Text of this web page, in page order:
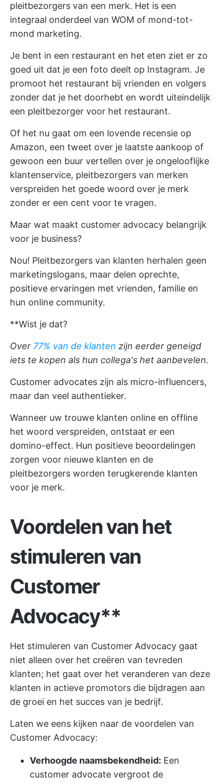
pleitbezorgers van een merk. Het is een
integraal onderdeel van WOM of mond-tot-
mond marketing.
Je bent in een restaurant en het eten ziet er zo
goed uit dat je een foto deelt op Instagram. Je
promoot het restaurant bij vrienden en volgers
zonder dat je het doorhebt en wordt uiteindelijk
een pleitbezorger voor het restaurant.
Of het nu gaat om een lovende recensie op
Amazon, een tweet over je laatste aankoop of
gewoon een buur vertellen over je ongelooflijke
klantenservice, pleitbezorgers van merken
verspreiden het goede woord over je merk
zonder er een cent voor te vragen.
Maar wat maakt customer advocacy belangrijk
voor je business?
Nou! Pleitbezorgers van klanten herhalen geen
marketingslogans, maar delen oprechte,
positieve ervaringen met vrienden, familie en
hun online community.
**Wist je dat?
Over 77% van de klanten zijn eerder geneigd
iets te kopen als hun collega's het aanbevelen.
Customer advocates zijn als micro-influencers,
maar dan veel authentieker.
Wanneer uw trouwe klanten online en offline
het woord verspreiden, ontstaat er een
domino-effect. Hun positieve beoordelingen
zorgen voor nieuwe klanten en de
pleitbezorgers worden terugkerende klanten
voor je merk.
Voordelen van het
stimuleren van
Customer
Advocacy**
Het stimuleren van Customer Advocacy gaat
niet alleen over het creëren van tevreden
klanten; het gaat over het veranderen van deze
klanten in actieve promotors die bijdragen aan
de groei en het succes van je bedrijf.
Laten we eens kijken naar de voordelen van
Customer Advocacy:
Verhoogde naamsbekendheid: Een
customer advocate vergroot de